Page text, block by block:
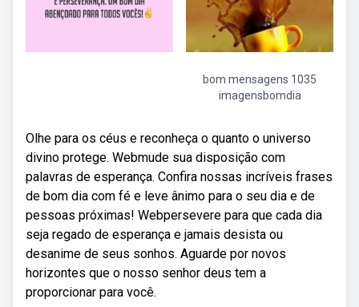
bom mensagens 1035
imagensbomdia
Olhe para os céus e reconheça o quanto o universo
divino protege. Webmude sua disposição com
palavras de esperança. Confira nossas incríveis frases
de bom dia com fé e leve ânimo para o seu dia e de
pessoas próximas! Webpersevere para que cada dia
seja regado de esperança e jamais desista ou
desanime de seus sonhos. Aguarde por novos
horizontes que o nosso senhor deus tem a
proporcionar para você.